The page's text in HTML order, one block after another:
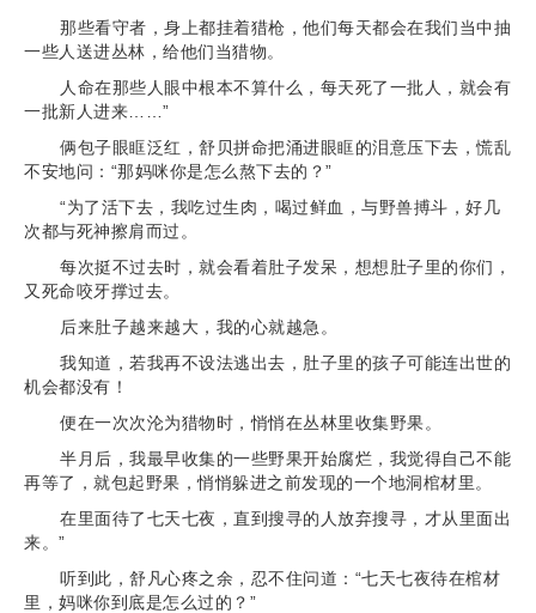
那些看守者，身上都挂着猎枪，他们每天都会在我们当中抽
一些人送进丛林，给他们当猎物。
人命在那些人眼中根本不算什么，每天死了一批人，就会有
一批新人进来……”
俩包子眼眶泛红，舒贝拼命把涌进眼眶的泪意压下去，慌乱
不安地问：“那妈咪你是怎么熬下去的？”
“为了活下去，我吃过生肉，喝过鲜血，与野兽搏斗，好几
次都与死神擦肩而过。
每次挺不过去时，就会看着肚子发呆，想想肚子里的你们，
又死命咬牙撑过去。
后来肚子越来越大，我的心就越急。
我知道，若我再不设法逃出去，肚子里的孩子可能连出世的
机会都没有！
便在一次次沦为猎物时，悄悄在丛林里收集野果。
半月后，我最早收集的一些野果开始腐烂，我觉得自己不能
再等了，就包起野果，悄悄躲进之前发现的一个地洞棺材里。
在里面待了七天七夜，直到搜寻的人放弃搜寻，才从里面出
来。”
听到此，舒凡心疼之余，忍不住问道：“七天七夜待在棺材
里，妈咪你到底是怎么过的？”